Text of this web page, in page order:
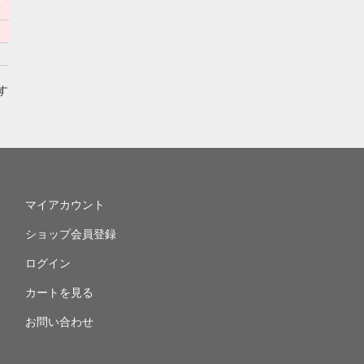
マイアカウント
ショップ会員登録
ログイン
カートを見る
お問い合わせ